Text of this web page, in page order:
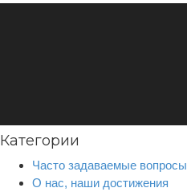
Категории
Часто задаваемые вопросы
О нас, наши достижения